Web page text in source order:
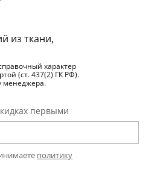
из ткани,
характер
(ст. 437(2) ГК РФ).
менеджера.
первыми
политику